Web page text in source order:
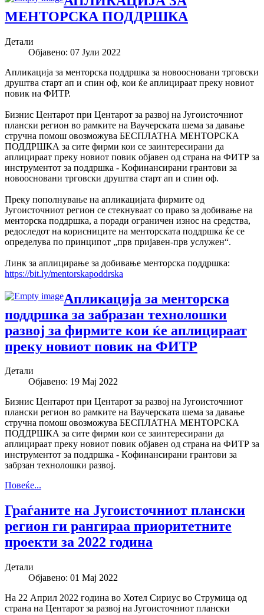
МЕНТОРСКА ПОДДРШКА
Детали
Објавено: 07 Јули 2022
Апликација за менторска поддршка за новоосновани трговски
друштва старт ап и спин оф, кои ќе аплицираат преку новиот
повик на ФИТР.
Бизнис Центарот при Центарот за развој на Југоисточниот
плански регион во рамките на Ваучерската шема за давање
стручна помош овозможува БЕСПЛАТНА МЕНТОРСКА
ПОДДРШКА за сите фирми кои се заинтересирани да
аплицираат преку новиот повик објавен од страна на ФИТР за
инструментот за поддршка - Кoфинансирани грантови за
новоосновани трговски друштва старт ап и спин оф.
Преку пополнување на апликацијата фирмите од
Југоисточниот регион се стекнуваат со право за добивање на
менторска поддршка, а поради ограничен износ на средства,
редоследот на корисниците на менторската поддршка ќе се
определува по принципот „прв пријавен-прв услужен“.
Линк за аплицирање за добивање менторска поддршка:
https://bit.ly/mentorskapoddrska
Апликација за менторска
поддршка за забразан технолошки
развој за фирмите кои ќе аплицираат
преку новиот повик на ФИТР
Детали
Објавено: 19 Мај 2022
Бизнис Центарот при Центарот за развој на Југоисточниот
плански регион во рамките на Ваучерската шема за давање
стручна помош овозможува БЕСПЛАТНА МЕНТОРСКА
ПОДДРШКА за сите фирми кои се заинтересирани да
аплицираат преку новиот повик објавен од страна на ФИТР за
инструментот за поддршка - Кoфинансирани грантови за
забрзан технолошки развој.
Повеќе...
Граѓаните на Југоисточниот плански
регион ги рангираа приоритетните
проекти за 2022 година
Детали
Објавено: 01 Мај 2022
На 22 Април 2022 година во Хотел Сириус во Струмица од
страна на Центарот за развој на Југоисточниот плански